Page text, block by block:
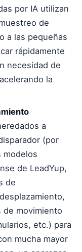
por IA utilizan
de
a las pequeñas
rápidamente
necesidad de
la
a
(por
modelos
de LeadYup,
de
de movimiento
etc.) para
mucha mayor